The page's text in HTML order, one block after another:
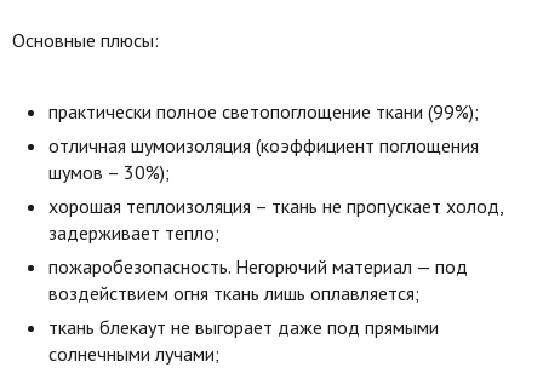
Основные плюсы:
практически полное светопоглощение ткани (99%);
отличная шумоизоляция (коэффициент поглощения
шумов – 30%);
хорошая теплоизоляция – ткань не пропускает холод,
задерживает тепло;
пожаробезопасность. Негорючий материал — под
воздействием огня ткань лишь оплавляется;
ткань блекаут не выгорает даже под прямыми
солнечными лучами;